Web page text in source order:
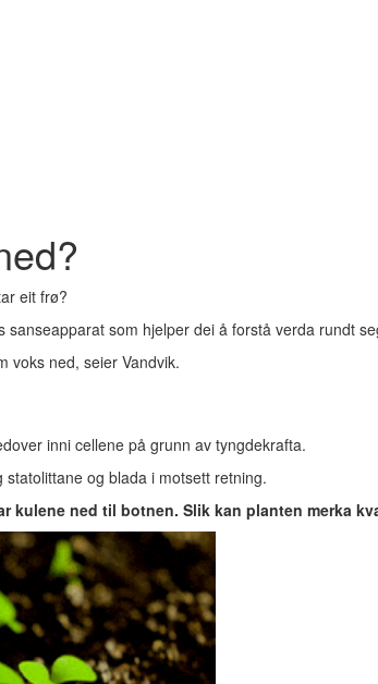
eit frø?
sanseapparat som hjelper dei å forstå verda rundt
voks ned, seier Vandvik.
inni cellene på grunn av tyngdekrafta.
og blada i motsett retning.
kulene ned til botnen. Slik kan planten merka